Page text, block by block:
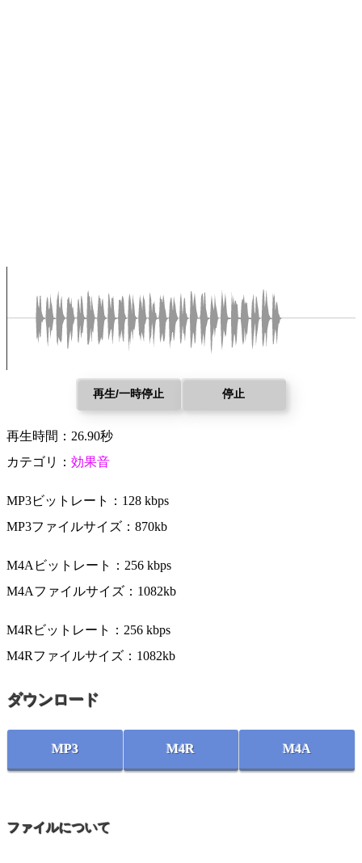
再生/一時停止 停止
再生時間：26.90秒
カテゴリ： 効果音
MP3ビットレート：128 kbps
MP3ファイルサイズ：870kb
M4Aビットレート：256 kbps
M4Aファイルサイズ：1082kb
M4Rビットレート：256 kbps
M4Rファイルサイズ：1082kb
ダウンロード
MP3 M4R M4A
ファイルについて